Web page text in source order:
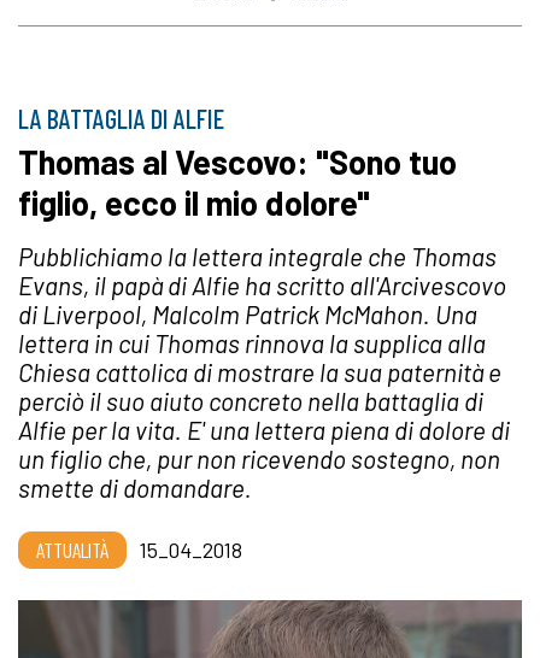
LA BATTAGLIA DI ALFIE
Thomas al Vescovo: "Sono tuo
figlio, ecco il mio dolore"
Pubblichiamo la lettera integrale che Thomas
Evans, il papà di Alfie ha scritto all'Arcivescovo
di Liverpool, Malcolm Patrick McMahon. Una
lettera in cui Thomas rinnova la supplica alla
Chiesa cattolica di mostrare la sua paternità e
perciò il suo aiuto concreto nella battaglia di
Alfie per la vita. E' una lettera piena di dolore di
un figlio che, pur non ricevendo sostegno, non
smette di domandare.
ATTUALITÀ 15_04_2018